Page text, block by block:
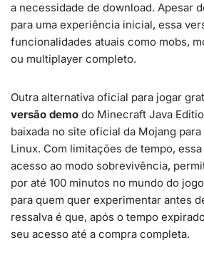
a necessidade de download. Apesar
para uma experiência inicial, essa
funcionalidades atuais como mobs,
ou multiplayer completo.
Outra alternativa oficial para jogar
versão demo do Minecraft Java
baixada no site oficial da Mojang
Linux. Com limitações de tempo,
acesso ao modo sobrevivência,
por até 100 minutos no mundo do
para quem quer experimentar antes
ressalva é que, após o tempo
seu acesso até a compra completa.